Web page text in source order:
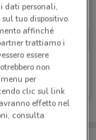
Assicurazioni
149 m
dati personali,
tuo dispositivo.
affinché
trattiamo i
essere
non
per
clic sul link
effetto nel
consulta